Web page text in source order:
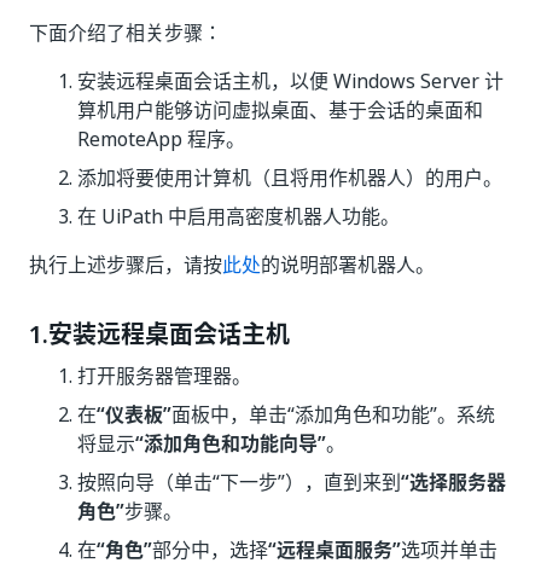
下面介绍了相关步骤：
安装远程桌面会话主机，以便 Windows Server 计
算机用户能够访问虚拟桌面、基于会话的桌面和
RemoteApp 程序。
添加将要使用计算机（且将用作机器人）的用户。
在 UiPath 中启用高密度机器人功能。
执行上述步骤后，请按此处的说明部署机器人。
1.安装远程桌面会话主机
打开服务器管理器。
在“仪表板”面板中，单击“添加角色和功能”。系统
将显示“添加角色和功能向导”。
按照向导（单击“下一步”），直到来到“选择服务器
角色”步骤。
在“角色”部分中，选择“远程桌面服务”选项并单击